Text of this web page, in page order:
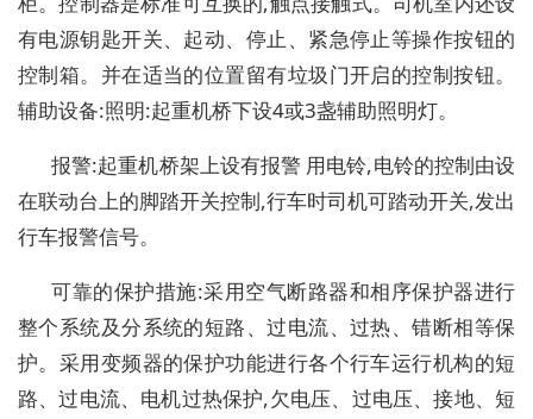
有电源钥匙开关、起动、停止、紧急停止等操作按钮的
控制箱。并在适当的位置留有垃圾门开启的控制按钮。
辅助设备:照明:起重机桥下设4或3盏辅助照明灯。
报警:起重机桥架上设有报警 用电铃,电铃的控制由设
在联动台上的脚踏开关控制,行车时司机可踏动开关,发出
行车报警信号。
可靠的保护措施:采用空气断路器和相序保护器进行
整个系统及分系统的短路、过电流、过热、错断相等保
护。采用变频器的保护功能进行各个行车运行机构的短
路、过电流、电机过热保护,欠电压、过电压、接地、短